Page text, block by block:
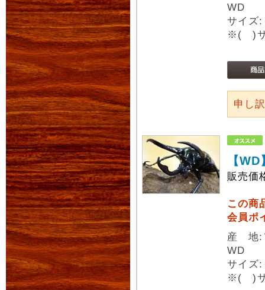
WD
サイ
※( )サ
申し
【
販売価
この商
会員ポ
産 地:
WD
サイズ
※( )サ